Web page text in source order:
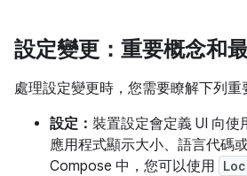
設定變更：重要概念和
處理設定變更時，您需要瞭解下列重
設定： 裝置設定會定義 UI 向使
應用程式顯示大小、語言代碼
Compose 中，您可以使用